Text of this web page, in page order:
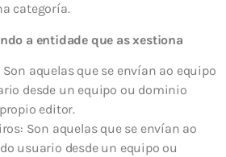
categoría.
a entidade que as xestiona
aquelas que se envían ao equipo
desde un equipo ou dominio
editor.
Son aquelas que se envían ao
usuario desde un equipo ou